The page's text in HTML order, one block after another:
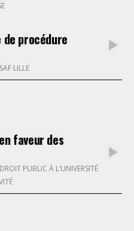
procédure
LILLE
faveur des
– INVITÉ